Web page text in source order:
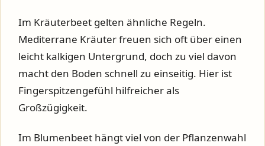
Im Kräuterbeet gelten ähnliche Regeln.
Mediterrane Kräuter freuen sich oft über einen
leicht kalkigen Untergrund, doch zu viel davon
macht den Boden schnell zu einseitig. Hier ist
Fingerspitzengefühl hilfreicher als
Großzügigkeit.
Im Blumenbeet hängt viel von der Pflanzenwahl